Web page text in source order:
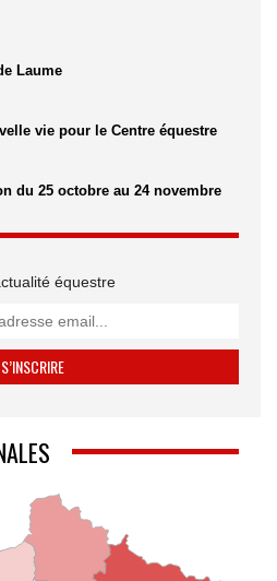
Laume
vie pour le Centre équestre
du 25 octobre au 24 novembre
équestre